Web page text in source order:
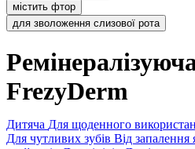
містить фтор
для зволоження слизової рота
FrezyDerm
Дитяча Для щоденного
Для чутливих зубів Від запалення